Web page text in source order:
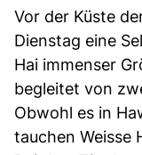
Vor der Küste
Dienstag eine
Hai immenser
begleitet von
Obwohl es in
tauchen Weisse